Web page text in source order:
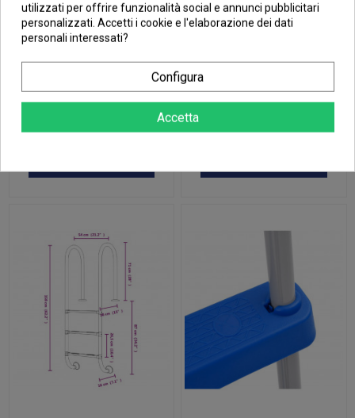
54x38x184,5
228,75 €
54x38x158
176,29 €
utilizzati per offrire funzionalità social e annunci pubblicitari
personalizzati. Accetti i cookie e l'elaborazione dei dati
personali interessati?
Configura
Accetta